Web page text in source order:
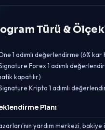
Türü &
1 adımlı değerlendirme (6%
Forex 1 adımlı
kapatılır)
Kripto 1 adımlı
Planı
yardım merkezi,